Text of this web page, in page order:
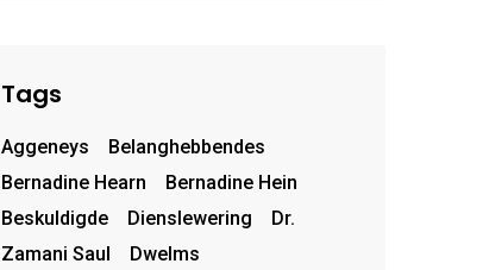
Tags
Aggeneys
Belanghebbendes
Bernadine Hearn
Bernadine Hein
Beskuldigde
Dienslewering
Dr.
Zamani Saul
Dwelms